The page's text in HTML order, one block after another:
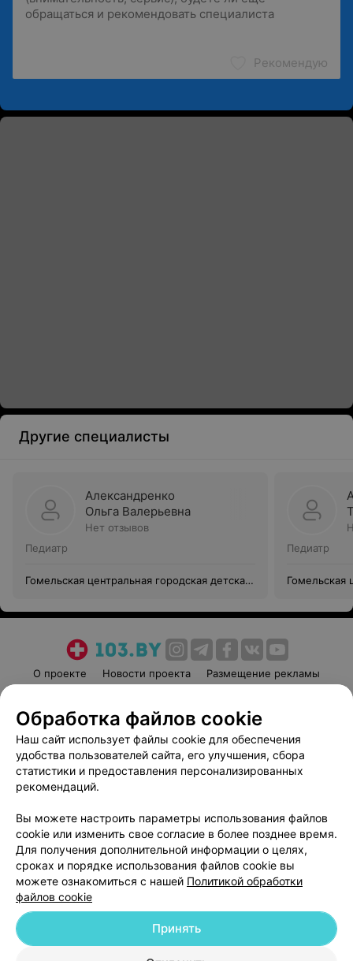
Рекомендую
Другие специалисты
Александренко
Ольга Валерьевна
Нет отзывов
Педиатр
Гомельская центральная городская детская
Педиатр
Гомельская
О проекте Новости проекта
Размещение рекламы
Пользовательское соглашение
Способы оплаты
Вакансии
Партнеры
Написать руководителю 103.by
Обработка персональных данных
© 2026 ООО «Артокс Лаб», УНП 191700409
| 220012, Республика Беларусь,
Обработка файлов cookie
Наш сайт использует файлы cookie для обеспечения
удобства пользователей сайта, его улучшения, сбора
статистики и предоставления персонализированных
рекомендаций.
Вы можете настроить параметры использования файлов
cookie или изменить свое согласие в более позднее время.
Для получения дополнительной информации о целях,
сроках и порядке использования файлов cookie вы
можете ознакомиться с нашей Политикой обработки
файлов cookie
Принять